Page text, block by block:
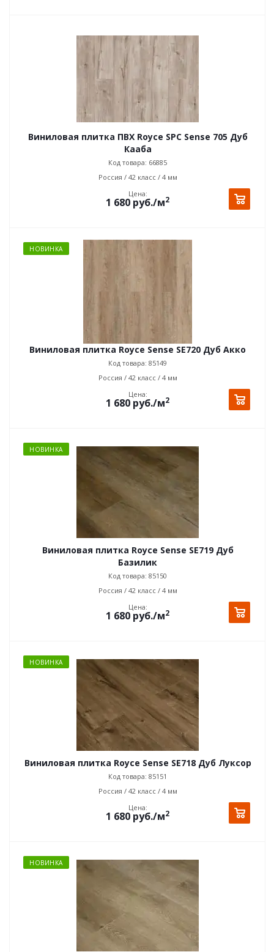
Виниловая плитка ПВХ Royce SPC Sense 705 Дуб
Кааба
Код товара: 66885
Россия / 42 класс / 4 мм
Цена:
1 680 руб./м2
НОВИНКА
Виниловая плитка Royce Sense SE720 Дуб Акко
Код товара: 85149
Россия / 42 класс / 4 мм
Цена:
1 680 руб./м2
НОВИНКА
Виниловая плитка Royce Sense SE719 Дуб
Базилик
Код товара: 85150
Россия / 42 класс / 4 мм
Цена:
1 680 руб./м2
НОВИНКА
Виниловая плитка Royce Sense SE718 Дуб Луксор
Код товара: 85151
Россия / 42 класс / 4 мм
Цена:
1 680 руб./м2
НОВИНКА